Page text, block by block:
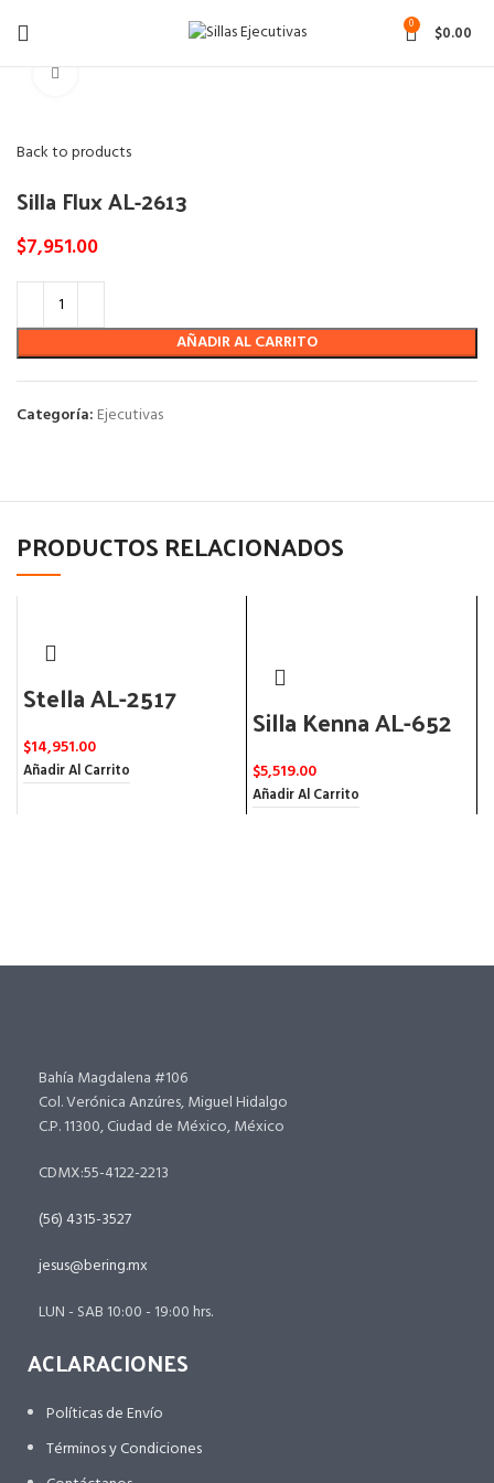
0 $0.00
Back to products
Silla Flux AL-2613
$7,951.00
AÑADIR AL CARRITO
Categoría: Ejecutivas
PRODUCTOS RELACIONADOS
Stella AL-2517
$14,951.00
Añadir Al Carrito
Silla Kenna AL-652
$5,519.00
Añadir Al Carrito
Bahía Magdalena #106
Col. Verónica Anzúres, Miguel Hidalgo
C.P. 11300, Ciudad de México, México
CDMX:55-4122-2213
(56) 4315-3527
jesus@bering.mx
LUN - SAB 10:00 - 19:00 hrs.
ACLARACIONES
Políticas de Envío
Términos y Condiciones